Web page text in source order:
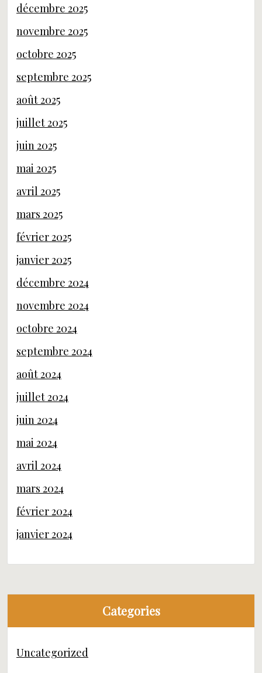
décembre 2025
novembre 2025
octobre 2025
septembre 2025
août 2025
juillet 2025
juin 2025
mai 2025
avril 2025
mars 2025
février 2025
janvier 2025
décembre 2024
novembre 2024
octobre 2024
septembre 2024
août 2024
juillet 2024
juin 2024
mai 2024
avril 2024
mars 2024
février 2024
janvier 2024
Categories
Uncategorized